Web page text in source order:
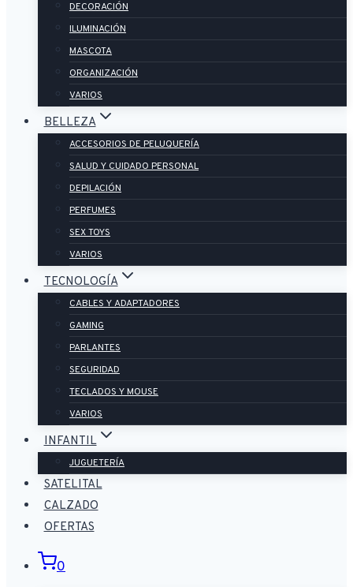
DECORACIÓN
ILUMINACIÓN
MASCOTA
ORGANIZACIÓN
VARIOS
BELLEZA
ACCESORIOS DE PELUQUERÍA
SALUD Y CUIDADO PERSONAL
DEPILACIÓN
PERFUMES
SEX TOYS
VARIOS
TECNOLOGÍA
CABLES Y ADAPTADORES
GAMING
PARLANTES
SEGURIDAD
TECLADOS Y MOUSE
VARIOS
INFANTIL
JUGUETERÍA
SATELITAL
CALZADO
OFERTAS
0